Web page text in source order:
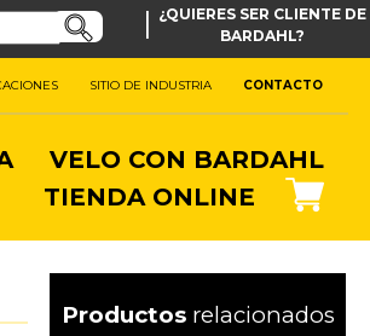
| ¿QUIERES SER CLIENTE DE
BARDAHL?
SITIO DE INDUSTRIA CONTACTO
VELO CON BARDAHL
TIENDA ONLINE
Productosrelacionados